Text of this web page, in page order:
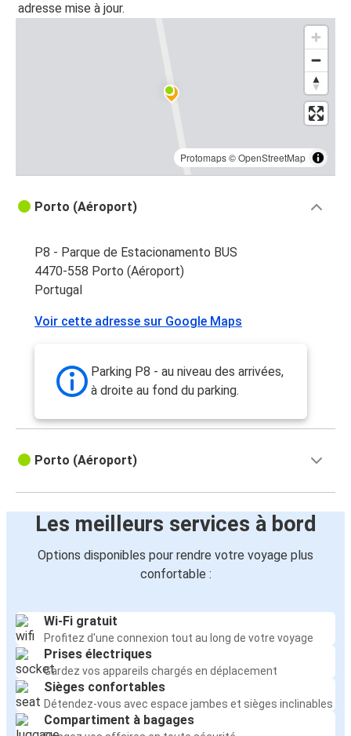
adresse mise à jour.
Protomaps©OpenStreetMap
Porto (Aéroport)
P8 - Parque de Estacionamento BUS
4470-558 Porto (Aéroport)
Portugal
Voir cette adresse sur Google Maps
Parking P8 - au niveau des arrivées,
à droite au fond du parking.
Porto (Aéroport)
Les meilleurs services à bord
Options disponibles pour rendre votre voyage plus
confortable :
Wi-Fi gratuit
Profitez d'une connexion tout au long de votre voyage
Prises électriques
Gardez vos appareils chargés en déplacement
Sièges confortables
Détendez-vous avec espace jambes et sièges inclinables
Compartiment à bagages